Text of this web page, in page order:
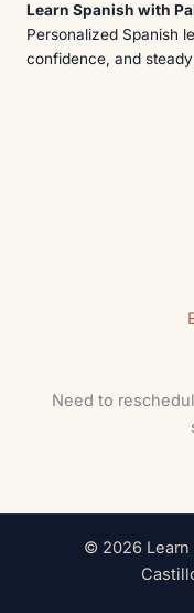
Learn Spanish with
Personalized Spanish
confidence, and
Need to
© 2026 Learn